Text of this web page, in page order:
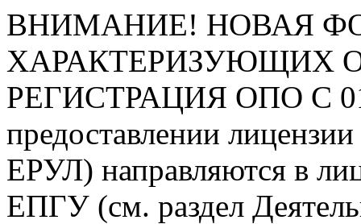
ВНИМАНИЕ! НОВАЯ
ХАРАКТЕРИЗУЮЩИХ
РЕГИСТРАЦИЯ ОПО С
предоставлении
ЕРУЛ) направляются в
ЕПГУ (см. раздел